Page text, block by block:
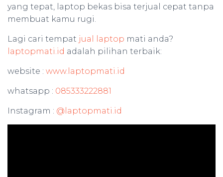
yang tepat, laptop bekas bisa terjual cepat tanpa
membuat kamu rugi.
Lagi cari tempat jual laptop mati anda?
laptopmati.id adalah pilihan terbaik:
website : www.laptopmati.id
whatsapp : 085333222881
Instagram : @laptopmati.id